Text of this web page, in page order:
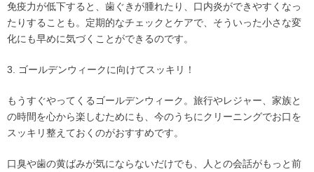
免疫力が低下すると、歯ぐきが腫れたり、口内炎ができやすくなっ
たりすることも。定期的なチェックとケアで、そういった小さな変
化にも早めに気づくことができるのです。
3. ゴールデンウィークに向けてスッキリ！
もうすぐやってくるゴールデンウィーク。旅行やレジャー、家族と
の時間を心から楽しむためにも、今のうちにクリーニングでお口を
スッキリ整えておくのがおすすめです。
口臭や歯の黄ばみが気にならないだけでも、人との会話がもっと前